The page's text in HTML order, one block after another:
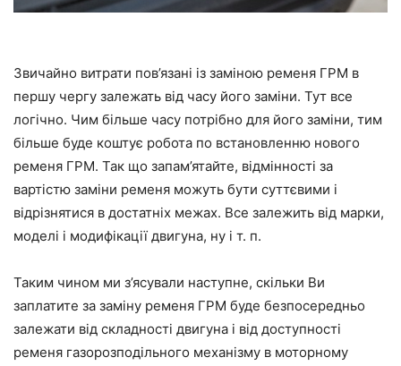
Звичайно витрати пов’язані із заміною ременя ГРМ в
першу чергу залежать від часу його заміни. Тут все
логічно. Чим більше часу потрібно для його заміни, тим
більше буде коштує робота по встановленню нового
ременя ГРМ. Так що запам’ятайте, відмінності за
вартістю заміни ременя можуть бути суттєвими і
відрізнятися в достатніх межах. Все залежить від марки,
моделі і модифікації двигуна, ну і т. п.
Таким чином ми з’ясували наступне, скільки Ви
заплатите за заміну ременя ГРМ буде безпосередньо
залежати від складності двигуна і від доступності
ременя газорозподільного механізму в моторному